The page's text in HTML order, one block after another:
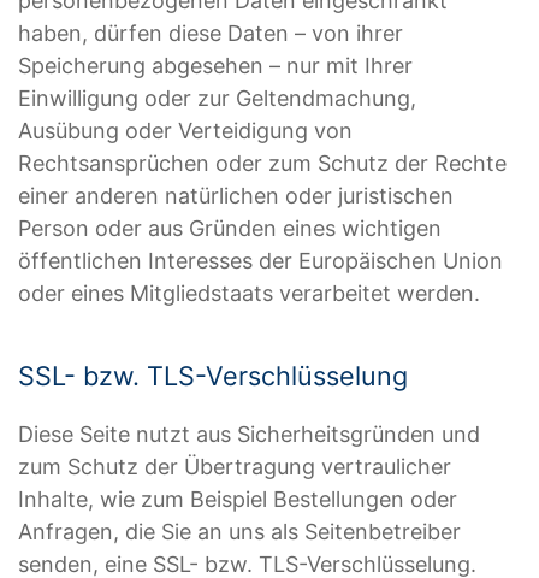
haben, dürfen diese Daten – von ihrer
Speicherung abgesehen – nur mit Ihrer
Einwilligung oder zur Geltendmachung,
Ausübung oder Verteidigung von
Rechtsansprüchen oder zum Schutz der Rechte
einer anderen natürlichen oder juristischen
Person oder aus Gründen eines wichtigen
öffentlichen Interesses der Europäischen Union
oder eines Mitgliedstaats verarbeitet werden.
SSL- bzw. TLS-Verschlüsselung
Diese Seite nutzt aus Sicherheitsgründen und
zum Schutz der Übertragung vertraulicher
Inhalte, wie zum Beispiel Bestellungen oder
Anfragen, die Sie an uns als Seitenbetreiber
senden, eine SSL- bzw. TLS-Verschlüsselung.